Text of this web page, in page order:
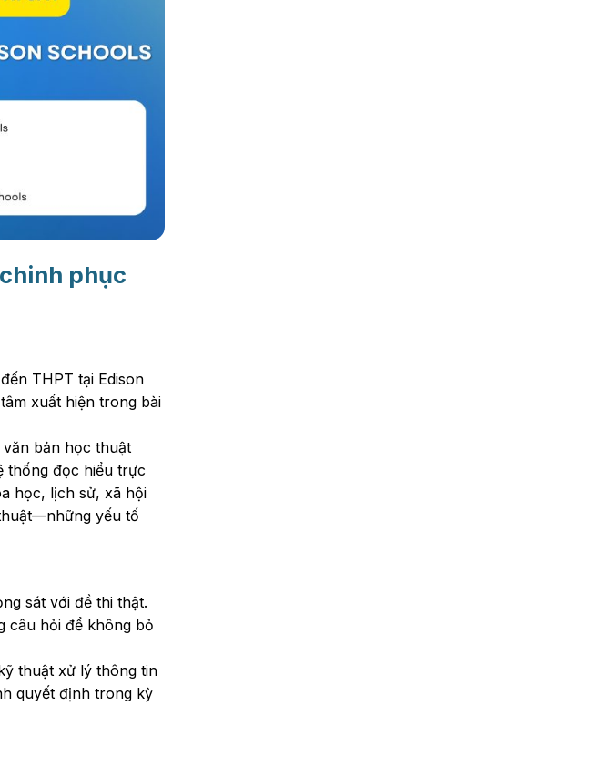
phục
THPT tại Edison
xuất hiện trong bài
bản học thuật
thống đọc hiểu trực
học, lịch sử, xã hội
yếu tố
sát với đề thi thật.
câu hỏi để không bỏ
thuật xử lý thông tin
quyết định trong kỳ